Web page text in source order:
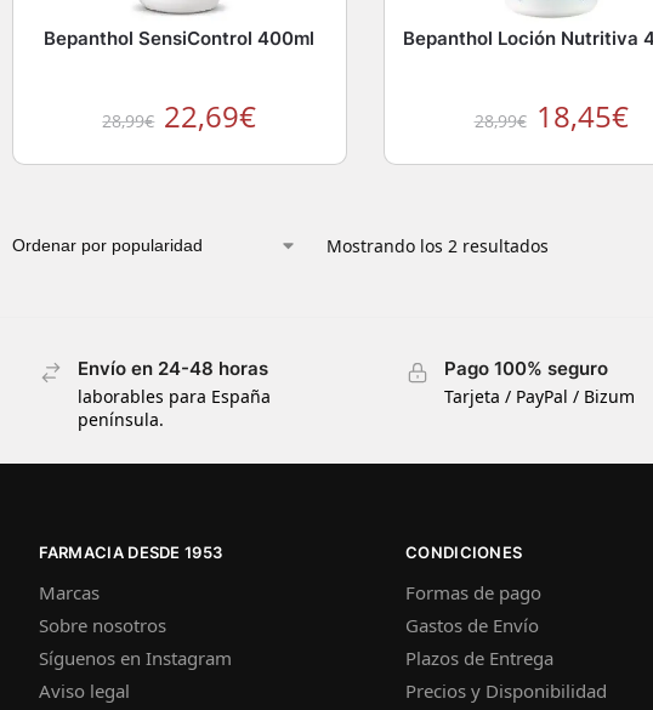
Bepanthol SensiControl 400ml
28,99€ 22,69€
Bepanthol Loción Nutritiva
28,99€ 18,45€
Mostrando los 2 resultados
Envío en 24-48 horas
laborables para España
península.
Pago 100% seguro
Tarjeta / PayPal / Bizum
FARMACIA DESDE 1953
Marcas
Sobre nosotros
Síguenos en Instagram
Aviso legal
CONDICIONES
Formas de pago
Gastos de Envío
Plazos de Entrega
Precios y Disponibilidad